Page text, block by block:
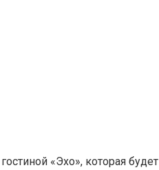
«Эхо», которая будет